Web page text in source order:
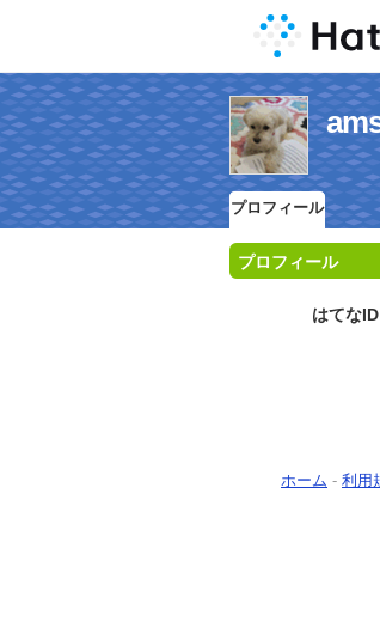
プロフィール
プロフィール
はてなID
ホーム - 利用